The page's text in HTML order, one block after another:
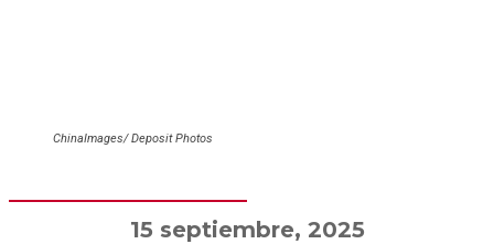
ChinaImages/ Deposit Photos
15 septiembre, 2025